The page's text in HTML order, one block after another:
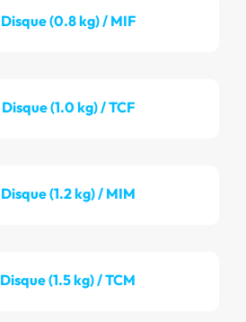
Disque (0.8 kg) / MIF
Disque (1.0 kg) / TCF
Disque (1.2 kg) / MIM
Disque (1.5 kg) / TCM